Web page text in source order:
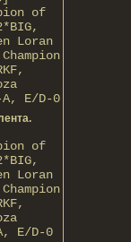
of
Loran
E/D-0
of
Loran
E/D-0